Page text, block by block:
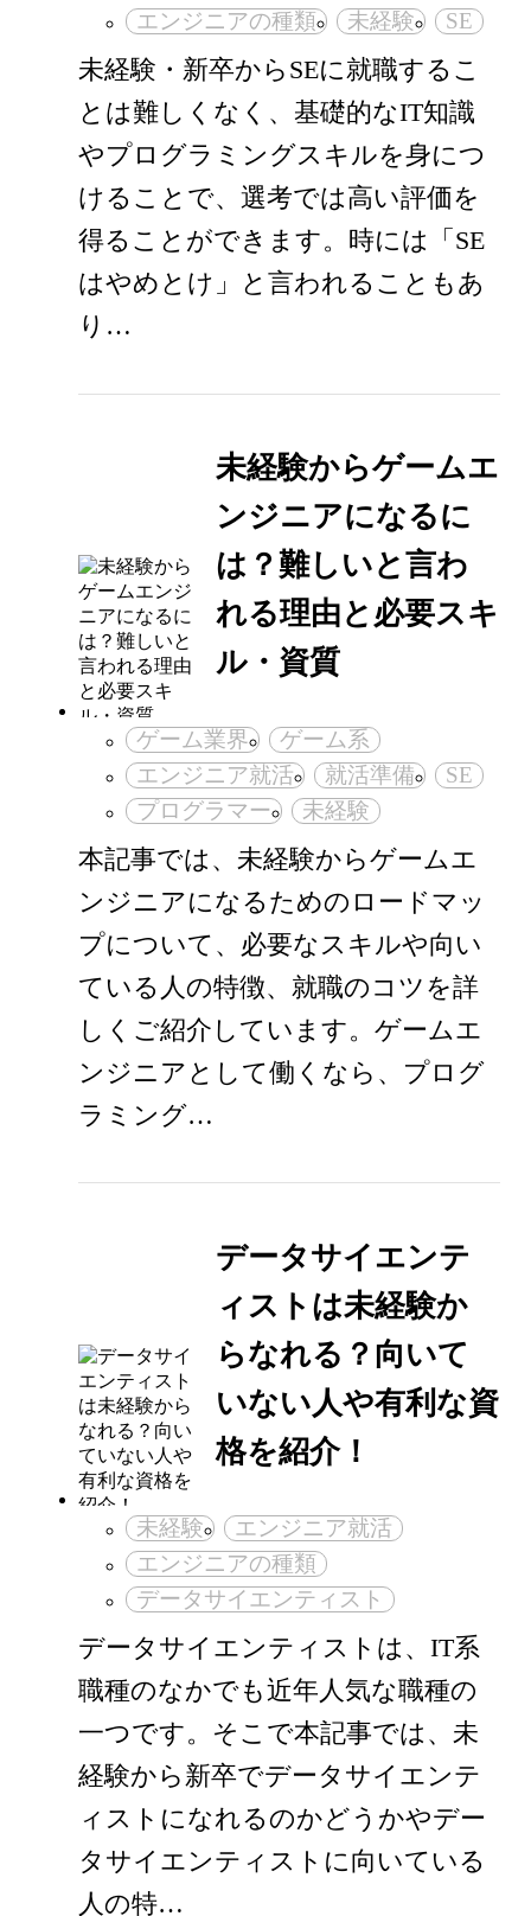
エンジニアの種類
未経験 SE
未経験・新卒からSEに就職するこ
とは難しくなく、基礎的なIT知識
やプログラミングスキルを身につ
けることで、選考では高い評価を
得ることができます。時には「SE
はやめとけ」と言われることもあ
り…
未経験からゲームエ
ンジニアになるに
は？難しいと言わ
れる理由と必要スキ
ル・資質
ゲーム業界
ゲーム系
エンジニア就活
就活準備
SE
プログラマー
未経験
本記事では、未経験からゲームエ
ンジニアになるためのロードマッ
プについて、必要なスキルや向い
ている人の特徴、就職のコツを詳
しくご紹介しています。ゲームエ
ンジニアとして働くなら、プログ
ラミング…
データサイエンテ
ィストは未経験か
らなれる？向いて
いない人や有利な資
格を紹介！
未経験
エンジニア就活
エンジニアの種類
データサイエンティスト
データサイエンティストは、IT系
職種のなかでも近年人気な職種の
一つです。そこで本記事では、未
経験から新卒でデータサイエンテ
ィストになれるのかどうかやデー
タサイエンティストに向いている
人の特…